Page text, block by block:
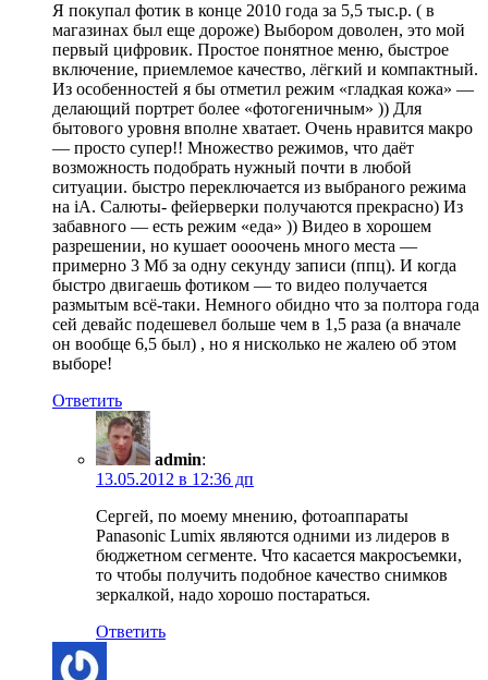
Я покупал фотик в конце 2010 года за 5,5 тыс.р. ( в
магазинах был еще дороже) Выбором доволен, это мой
первый цифровик. Простое понятное меню, быстрое
включение, приемлемое качество, лёгкий и компактный.
Из особенностей я бы отметил режим «гладкая кожа» —
делающий портрет более «фотогеничным» )) Для
бытового уровня вполне хватает. Очень нравится макро
— просто супер!! Множество режимов, что даёт
возможность подобрать нужный почти в любой
ситуации. быстро переключается из выбраного режима
на iA. Салюты- фейерверки получаются прекрасно) Из
забавного — есть режим «еда» )) Видео в хорошем
разрешении, но кушает оооочень много места —
примерно 3 Мб за одну секунду записи (ппц). И когда
быстро двигаешь фотиком — то видео получается
размытым всё-таки. Немного обидно что за полтора года
сей девайс подешевел больше чем в 1,5 раза (а вначале
он вообще 6,5 был) , но я нисколько не жалею об этом
выборе!
Ответить
admin:
13.05.2012 в 12:36 дп
Сергей, по моему мнению, фотоаппараты
Panasonic Lumix являются одними из лидеров в
бюджетном сегменте. Что касается макросъемки,
то чтобы получить подобное качество снимков
зеркалкой, надо хорошо постараться.
Ответить